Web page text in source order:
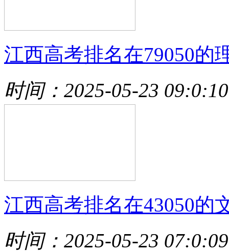
江西高考排名在79050的
时间：2025-05-23 09:0:10
江西高考排名在43050的
时间：2025-05-23 07:0:09